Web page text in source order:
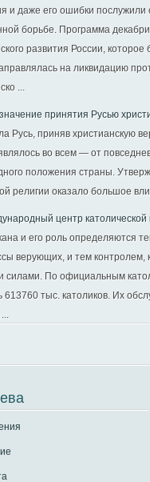
и даже его ошибки
борьбе. Программа
развития России,
на ликвидацию
...
принятия Русью
Русь, приняв христианскую
во всем — от
положения страны.
религии оказало большое
центр католической
и его роль определяются
верующих, и тем контролем,
силами. По официальным
613760 тыс. католиков. Их